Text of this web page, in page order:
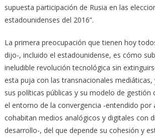
supuesta participación de Rusia en las
estadounidenses del 2016”.
La primera preocupación que tienen hoy
dijo-, incluido el estadounidense, es cómo
ineludible revolución tecnológica sin
esta puja con las transnacionales
sus políticas públicas y su modelo de gestión
el entorno de la convergencia -entendido por
cohabitan medios analógicos y digitales con
desarrollo-, del que depende su cohesión y